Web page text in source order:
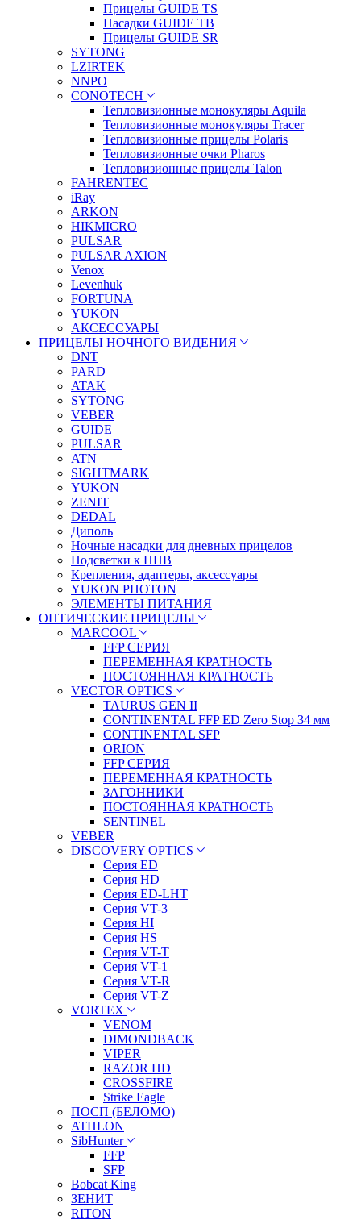
Прицелы GUIDE TS
Насадки GUIDE TB
Прицелы GUIDE SR
SYTONG
LZIRTEK
NNPO
CONOTECH
Тепловизионные монокуляры Aquila
Тепловизионные монокуляры Tracer
Тепловизионные прицелы Polaris
Тепловизионные очки Pharos
Тепловизионные прицелы Talon
FAHRENTEC
iRay
ARKON
HIKMICRO
PULSAR
PULSAR AXION
Venox
Levenhuk
FORTUNA
YUKON
АКСЕССУАРЫ
ПРИЦЕЛЫ НОЧНОГО ВИДЕНИЯ
DNT
PARD
ATAK
SYTONG
VEBER
GUIDE
PULSAR
ATN
SIGHTMARK
YUKON
ZENIT
DEDAL
Диполь
Ночные насадки для дневных прицелов
Подсветки к ПНВ
Крепления, адаптеры, аксессуары
YUKON PHOTON
ЭЛЕМЕНТЫ ПИТАНИЯ
ОПТИЧЕСКИЕ ПРИЦЕЛЫ
MARCOOL
FFP СЕРИЯ
ПЕРЕМЕННАЯ КРАТНОСТЬ
ПОСТОЯННАЯ КРАТНОСТЬ
VECTOR OPTICS
TAURUS GEN II
CONTINENTAL FFP ED Zero Stop 34 мм
CONTINENTAL SFP
ORION
FFP СЕРИЯ
ПЕРЕМЕННАЯ КРАТНОСТЬ
ЗАГОННИКИ
ПОСТОЯННАЯ КРАТНОСТЬ
SENTINEL
VEBER
DISCOVERY OPTICS
Серия ED
Серия HD
Серия ED-LHT
Серия VT-3
Серия HI
Серия HS
Серия VT-T
Серия VT-1
Серия VT-R
Серия VT-Z
VORTEX
VENOM
DIMONDBACK
VIPER
RAZOR HD
CROSSFIRE
Strike Eagle
ПОСП (БЕЛОМО)
ATHLON
SibHunter
FFP
SFP
Bobcat King
ЗЕНИТ
RITON